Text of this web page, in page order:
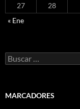
27
28
« Ene
Buscar:
MARCADORES